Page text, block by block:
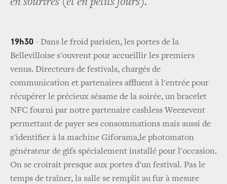
19h30 - Dans le froid parisien, les portes de la
Bellevilloise s'ouvrent pour accueillir les premiers
venus. Directeurs de festivals, chargés de
communication et partenaires affluent à l'entrée pour
récupérer le précieux sésame de la soirée, un bracelet
NFC fourni par notre partenaire cashless Weezevent
permettant de payer ses consommations mais aussi de
s'identifier à la machine Giforama,le photomaton
générateur de gifs spécialement installé pour l'occasion.
On se croirait presque aux portes d'un festival. Pas le
temps de traîner, la salle se remplit au fur à mesure